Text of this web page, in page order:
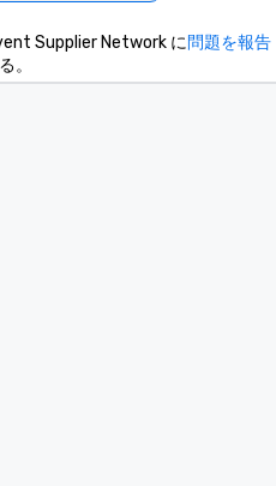
Supplier Network に問題を報告
。